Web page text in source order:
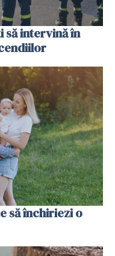
intervină în
să închiriezi o